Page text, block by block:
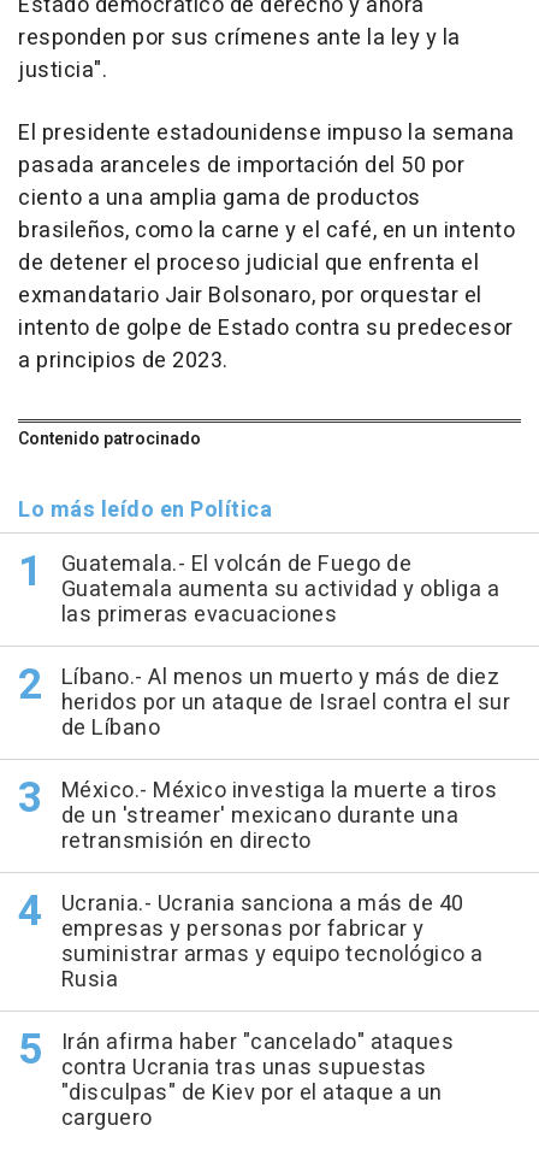
responden por sus crímenes ante la ley y la
justicia".
El presidente estadounidense impuso la semana
pasada aranceles de importación del 50 por
ciento a una amplia gama de productos
brasileños, como la carne y el café, en un intento
de detener el proceso judicial que enfrenta el
exmandatario Jair Bolsonaro, por orquestar el
intento de golpe de Estado contra su predecesor
a principios de 2023.
Contenido patrocinado
Lo más leído en Política
Guatemala.- El volcán de Fuego de
Guatemala aumenta su actividad y obliga a
las primeras evacuaciones
Líbano.- Al menos un muerto y más de diez
heridos por un ataque de Israel contra el sur
de Líbano
México.- México investiga la muerte a tiros
de un 'streamer' mexicano durante una
retransmisión en directo
Ucrania.- Ucrania sanciona a más de 40
empresas y personas por fabricar y
suministrar armas y equipo tecnológico a
Rusia
Irán afirma haber "cancelado" ataques
contra Ucrania tras unas supuestas
"disculpas" de Kiev por el ataque a un
carguero